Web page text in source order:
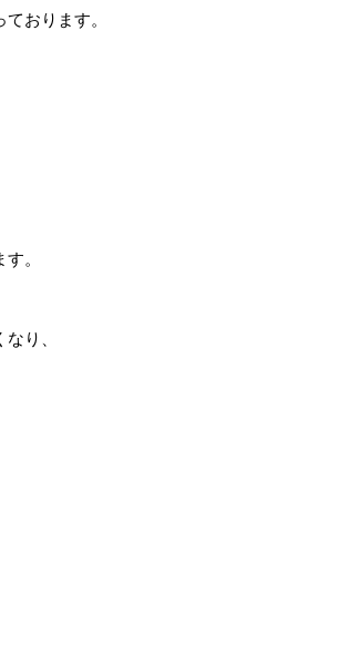
おります。
。
り、